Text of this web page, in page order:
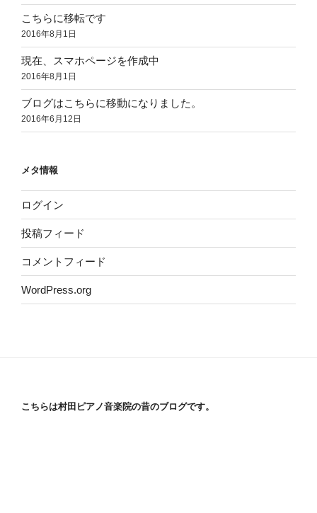
こちらに移転です
2016年8月1日
現在、スマホページを作成中
2016年8月1日
ブログはこちらに移動になりました。
2016年6月12日
メタ情報
ログイン
投稿フィード
コメントフィード
WordPress.org
こちらは村田ピアノ音楽院の昔のブログです。